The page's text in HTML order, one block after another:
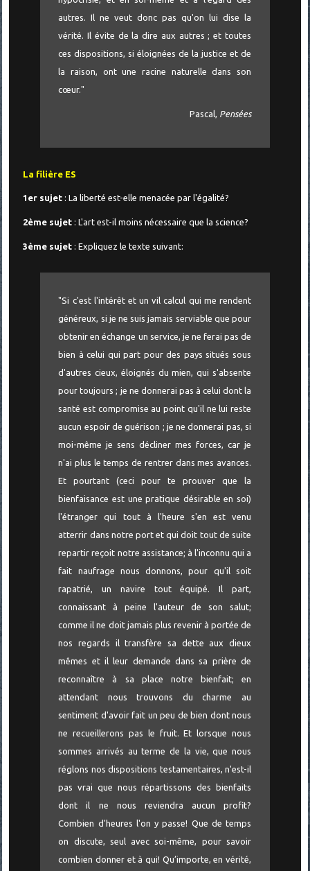
autres. Il ne veut donc pas qu'on lui dise la
vérité. Il évite de la dire aux autres ; et toutes
ces dispositions, si éloignées de la justice et de
la raison, ont une racine naturelle dans son
cœur."
Pascal, Pensées
La filière ES
1er sujet: La liberté est-elle menacée par l'égalité?
2ème sujet: L'art est-il moins nécessaire que la science?
3ème sujet: Expliquez le texte suivant:
"Si c'est l'intérêt et un vil calcul qui me rendent
généreux, si je ne suis jamais serviable que pour
obtenir en échange un service, je ne ferai pas de
bien à celui qui part pour des pays situés sous
d'autres cieux, éloignés du mien, qui s'absente
pour toujours ; je ne donnerai pas à celui dont la
santé est compromise au point qu'il ne lui reste
aucun espoir de guérison ; je ne donnerai pas, si
moi-même je sens décliner mes forces, car je
n'ai plus le temps de rentrer dans mes avances.
Et pourtant (ceci pour te prouver que la
bienfaisance est une pratique désirable en soi)
l'étranger qui tout à l'heure s'en est venu
atterrir dans notre port et qui doit tout de suite
repartir reçoit notre assistance; à l'inconnu qui a
fait naufrage nous donnons, pour qu'il soit
rapatrié, un navire tout équipé. Il part,
connaissant à peine l'auteur de son salut;
comme il ne doit jamais plus revenir à portée de
nos regards il transfère sa dette aux dieux
mêmes et il leur demande dans sa prière de
reconnaître à sa place notre bienfait; en
attendant nous trouvons du charme au
sentiment d'avoir fait un peu de bien dont nous
ne recueillerons pas le fruit. Et lorsque nous
sommes arrivés au terme de la vie, que nous
réglons nos dispositions testamentaires, n'est-il
pas vrai que nous répartissons des bienfaits
dont il ne nous reviendra aucun profit?
Combien d'heures l'on y passe! Que de temps
on discute, seul avec soi-même, pour savoir
combien donner et à qui! Qu’importe, en vérité,